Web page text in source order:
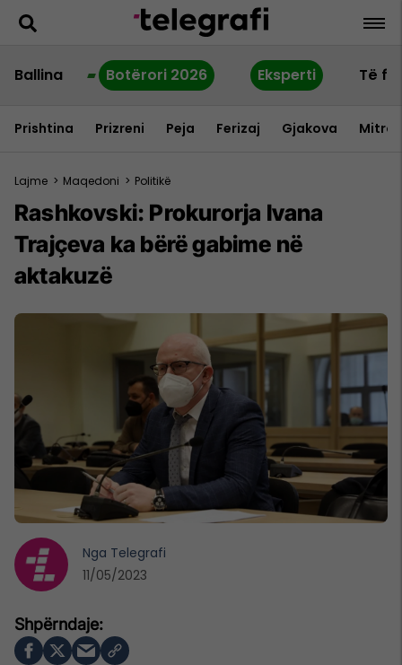
Ballina Botërori 2026 Eksperti Të
Prishtina Prizreni Peja Ferizaj Gjakova
Lajme > Maqedoni > Politikë
Rashkovski: Prokurorja Ivana
Trajçeva ka bërë gabime në
aktakuzë
Nga Telegrafi
11/05/2023